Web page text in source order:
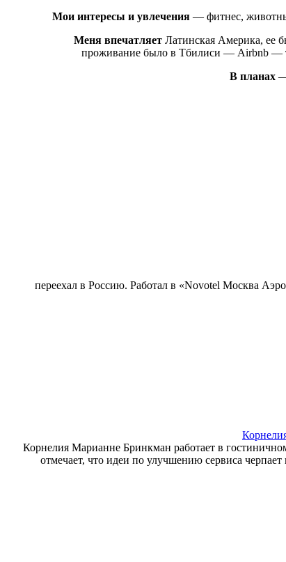
Мои интересы и увлечения — фитнес,
Меня впечатляетЛатинская Америка, ее
проживание было в Тбилиси — Airbnb —
В планах—
переехал в Россию. Работал в «Novotel Москва
Корнелия Марианне Бринкман работает в
отмечает, что идеи по улучшению сервиса